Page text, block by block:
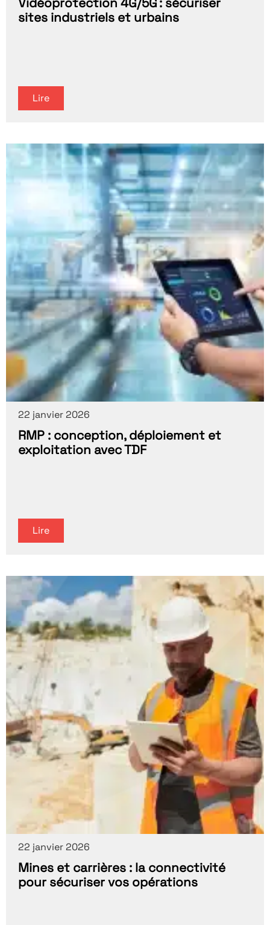
sites industriels et urbains
Lire
22 janvier 2026
RMP : conception, déploiement et
exploitation avec TDF
Lire
22 janvier 2026
Mines et carrières : la connectivité
pour sécuriser vos opérations